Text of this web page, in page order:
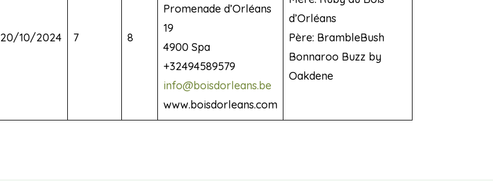
20/10/2024 7 8
Promenade d’Orléans
19
4900 Spa
+32494589579
info@boisdorleans.be
www.boisdorleans.com
d’Orléans
Père: BrambleBush
Bonnaroo Buzz by
Oakdene